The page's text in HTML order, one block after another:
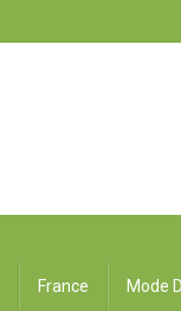
France Mode